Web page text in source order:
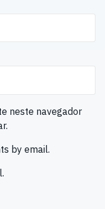
neste navegador
by email.